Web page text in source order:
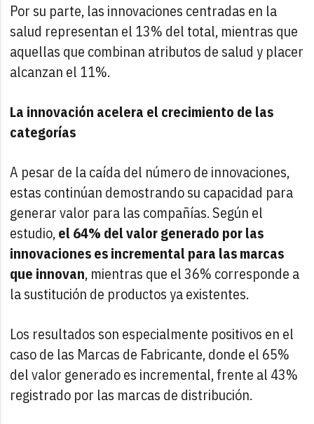
Por su parte, las innovaciones centradas en la
salud representan el 13% del total, mientras que
aquellas que combinan atributos de salud y placer
alcanzan el 11%.
La innovación acelera el crecimiento de las
categorías
A pesar de la caída del número de innovaciones,
estas continúan demostrando su capacidad para
generar valor para las compañías. Según el
estudio,el 64% del valor generado por las
innovaciones es incremental para las marcas
que innovan, mientras que el 36% corresponde a
la sustitución de productos ya existentes.
Los resultados son especialmente positivos en el
caso de las Marcas de Fabricante, donde el 65%
del valor generado es incremental, frente al 43%
registrado por las marcas de distribución.